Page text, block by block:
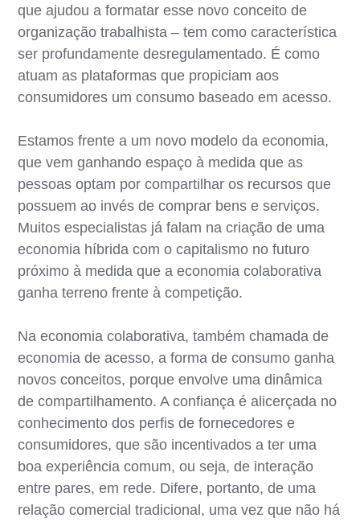
que ajudou a formatar esse novo conceito de
organização trabalhista – tem como característica
ser profundamente desregulamentado. É como
atuam as plataformas que propiciam aos
consumidores um consumo baseado em acesso.
Estamos frente a um novo modelo da economia,
que vem ganhando espaço à medida que as
pessoas optam por compartilhar os recursos que
possuem ao invés de comprar bens e serviços.
Muitos especialistas já falam na criação de uma
economia híbrida com o capitalismo no futuro
próximo à medida que a economia colaborativa
ganha terreno frente à competição.
Na economia colaborativa, também chamada de
economia de acesso, a forma de consumo ganha
novos conceitos, porque envolve uma dinâmica
de compartilhamento. A confiança é alicerçada no
conhecimento dos perfis de fornecedores e
consumidores, que são incentivados a ter uma
boa experiência comum, ou seja, de interação
entre pares, em rede. Difere, portanto, de uma
relação comercial tradicional, uma vez que não há